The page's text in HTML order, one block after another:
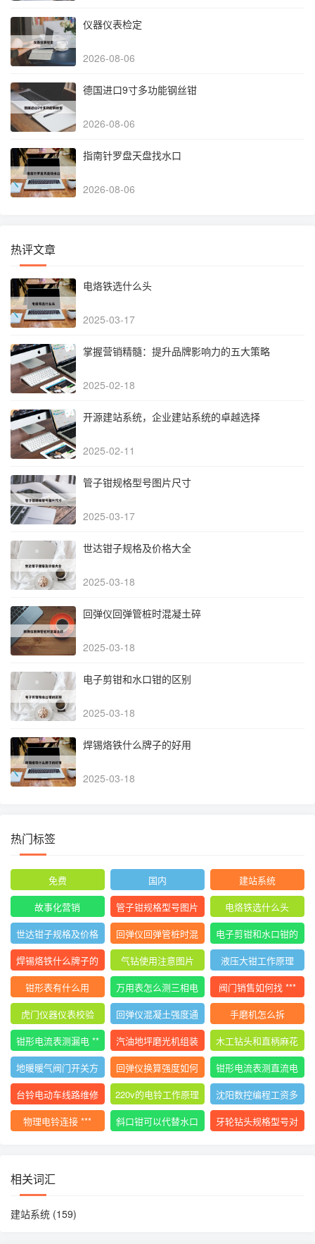
仪器仪表检定
2026-08-06
德国进口9寸多功能钢丝钳
2026-08-06
指南针罗盘天盘找水口
2026-08-06
热评文章
电烙铁选什么头
2025-03-17
掌握营销精髓：提升品牌影响力的五大策略
2025-02-18
开源建站系统，企业建站系统的卓越选择
2025-02-11
管子钳规格型号图片尺寸
2025-03-17
世达钳子规格及价格大全
2025-03-18
回弹仪回弹管桩时混凝土碎
2025-03-18
电子剪钳和水口钳的区别
2025-03-18
焊锡烙铁什么牌子的好用
2025-03-18
热门标签
免费 国内
建站系统
故事化营销
管子钳规格型号图片
尺寸
电烙铁选什么头
世达钳子规格及价格
大全
回弹仪回弹管桩时混
凝土碎
电子剪钳和水口钳的
区别
焊锡烙铁什么牌子的
好用
气钻使用注意图片
液压大钳工作原理
钳形表有什么用
万用表怎么测三相电
压平衡
阀门销售如何找 ***
虎门仪器仪表校验
回弹仪混凝土强度通
用计算公式
手磨机怎么拆
钳形电流表测漏电 **
*
汽油地坪磨光机组装
使用视频
木工钻头和直柄麻花
钻
地暖暖气阀门开关方
向图解视频
回弹仪换算强度如何
计算
钳形电流表测直流电
流的 ***
台铃电动车线路维修
技巧
220v的电铃工作原理
沈阳数控编程工资多
少
物理电铃连接 ***
斜口钳可以代替水口
牙轮钻头规格型号对
相关词汇
建站系统 (159)